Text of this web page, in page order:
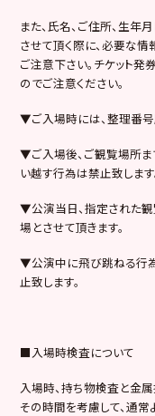
また、氏名、ご住所、生
させて頂く際に、必要な情
ご注意下さい。チケット発
のでご注意ください。
▼ご入場時には、整理番号
▼ご入場後、ご観覧場所ま
い越す行為は禁止致します
▼公演当日、指定された
場とさせて頂きます。
▼公演中に飛び跳ねる行
止致します。
■入場時検査について
入場時、持ち物検査と金
その時間を考慮して、通常